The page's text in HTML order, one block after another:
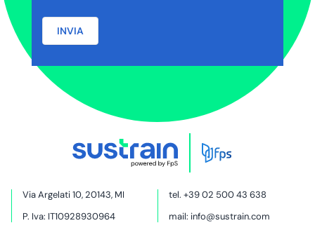
INVIA
Via Argelati 10, 20143, MI
P. Iva: IT10928930964
tel. +39 02 500 43 638
mail: info@sustrain.com